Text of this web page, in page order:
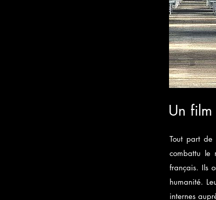
Un
Tout part de
combattu le
français. Ils
humanité.
internes